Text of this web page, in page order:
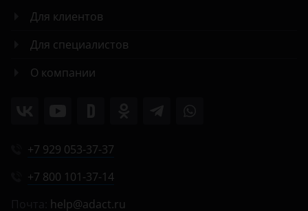
Для клиентов
Для специалистов
О компании
+7 929 053-37-37
+7 800 101-37-14
help@adact.ru